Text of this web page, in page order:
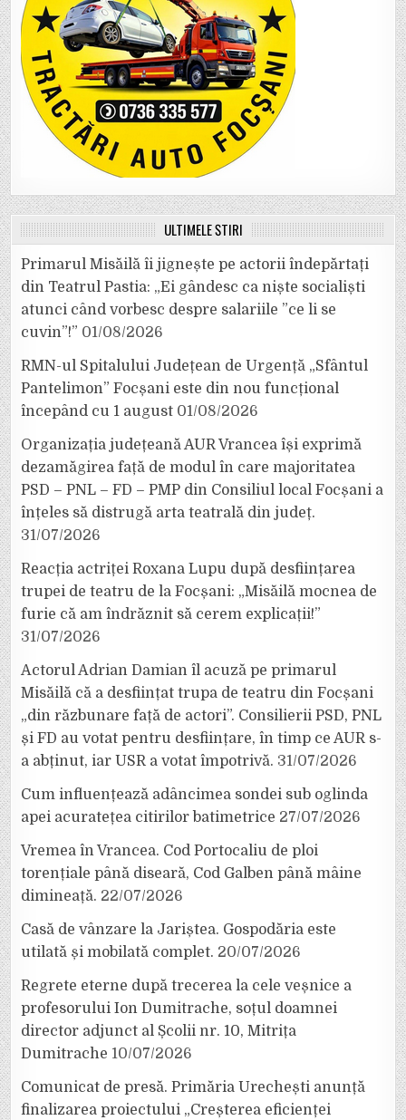
ULTIMELE ȘTIRI
Primarul Misăilă îi jignește pe actorii îndepărtați
din Teatrul Pastia: „Ei gândesc ca niște socialiști
atunci când vorbesc despre salariile ”ce li se
cuvin”!” 01/08/2026
RMN-ul Spitalului Județean de Urgență „Sfântul
Pantelimon” Focșani este din nou funcțional
începând cu 1 august 01/08/2026
Organizația județeană AUR Vrancea își exprimă
dezamăgirea față de modul în care majoritatea
PSD – PNL – FD – PMP din Consiliul local Focșani a
înțeles să distrugă arta teatrală din județ.
31/07/2026
Reacția actriței Roxana Lupu după desființarea
trupei de teatru de la Focșani: „Misăilă mocnea de
furie că am îndrăznit să cerem explicații!”
31/07/2026
Actorul Adrian Damian îl acuză pe primarul
Misăilă că a desființat trupa de teatru din Focșani
„din răzbunare față de actori”. Consilierii PSD, PNL
și FD au votat pentru desființare, în timp ce AUR s-
a abținut, iar USR a votat împotrivă. 31/07/2026
Cum influențează adâncimea sondei sub oglinda
apei acuratețea citirilor batimetrice 27/07/2026
Vremea în Vrancea. Cod Portocaliu de ploi
torențiale până diseară, Cod Galben până mâine
dimineață. 22/07/2026
Casă de vânzare la Jariștea. Gospodăria este
utilată și mobilată complet. 20/07/2026
Regrete eterne după trecerea la cele veșnice a
profesorului Ion Dumitrache, soțul doamnei
director adjunct al Școlii nr. 10, Mitrița
Dumitrache 10/07/2026
Comunicat de presă. Primăria Urechești anunță
finalizarea proiectului „Creșterea eficienței